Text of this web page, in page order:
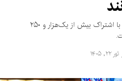
این نظرسنجی به‌صورت آنلاین و با اشتراک بیش از یک‌هزار و ۲۵۰
ثور ۲۲, ۱۴۰۵